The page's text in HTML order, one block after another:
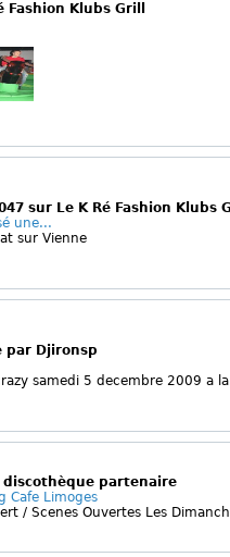
Fashion Klubs Grill
sur Le K Ré Fashion Klubs
une...
sur Vienne
par Djironsp
samedi 5 decembre 2009 a
discothèque partenaire
Cafe Limoges
/ Scenes Ouvertes Les